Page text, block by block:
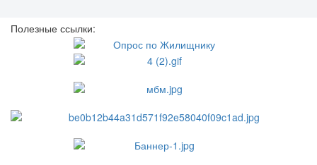
Полезные ссылки: